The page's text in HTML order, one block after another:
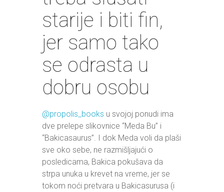
starije i biti fin,
jer samo tako
se odrasta u
dobru osobu
@propolis_books u svojoj ponudi ima
dve prelepe slikovnice “Meda Bu” i
“Bakicasaurus”. I dok Meda voli da plaši
sve oko sebe, ne razmišljajući o
posledicama, Bakica pokušava da
strpa unuka u krevet na vreme, jer se
tokom noći pretvara u Bakicasurusa (i